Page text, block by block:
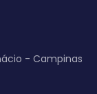
- Campinas